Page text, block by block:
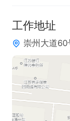
工作地址
崇州大道60